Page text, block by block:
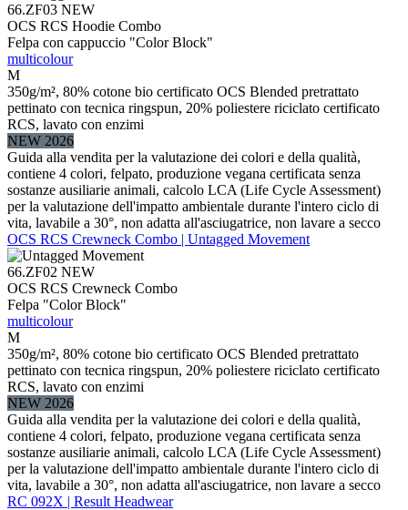
66.ZF03 NEW
OCS RCS Hoodie Combo
Felpa con cappuccio "Color Block"
multicolour
M
350g/m², 80% cotone bio certificato OCS Blended pretrattato
pettinato con tecnica ringspun, 20% poliestere riciclato certificato
RCS, lavato con enzimi
NEW 2026
Guida alla vendita per la valutazione dei colori e della qualità,
contiene 4 colori, felpato, produzione vegana certificata senza
sostanze ausiliarie animali, calcolo LCA (Life Cycle Assessment)
per la valutazione dell'impatto ambientale durante l'intero ciclo di
vita, lavabile a 30°, non adatta all'asciugatrice, non lavare a secco
OCS RCS Crewneck Combo | Untagged Movement
66.ZF02 NEW
OCS RCS Crewneck Combo
Felpa "Color Block"
multicolour
M
350g/m², 80% cotone bio certificato OCS Blended pretrattato
pettinato con tecnica ringspun, 20% poliestere riciclato certificato
RCS, lavato con enzimi
NEW 2026
Guida alla vendita per la valutazione dei colori e della qualità,
contiene 4 colori, felpato, produzione vegana certificata senza
sostanze ausiliarie animali, calcolo LCA (Life Cycle Assessment)
per la valutazione dell'impatto ambientale durante l'intero ciclo di
vita, lavabile a 30°, non adatta all'asciugatrice, non lavare a secco
RC 092X | Result Headwear